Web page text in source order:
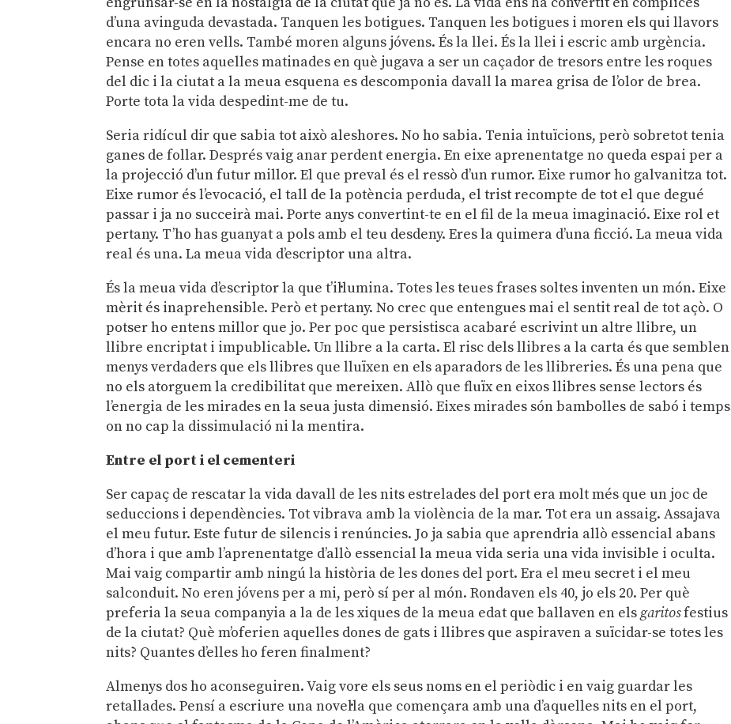
d’una avinguda devastada. Tanquen les botigues. Tanquen les botigues i moren els qui llavors
encara no eren vells. També moren alguns jóvens. És la llei. És la llei i escric amb urgència.
Pense en totes aquelles matinades en què jugava a ser un caçador de tresors entre les roques
del dic i la ciutat a la meua esquena es descomponia davall la marea grisa de l’olor de brea.
Porte tota la vida despedint-me de tu.
Seria ridícul dir que sabia tot això aleshores. No ho sabia. Tenia intuïcions, però sobretot tenia
ganes de follar. Després vaig anar perdent energia. En eixe aprenentatge no queda espai per a
la projecció d’un futur millor. El que preval és el ressò d’un rumor. Eixe rumor ho galvanitza tot.
Eixe rumor és l’evocació, el tall de la potència perduda, el trist recompte de tot el que degué
passar i ja no succeirà mai. Porte anys convertint-te en el fil de la meua imaginació. Eixe rol et
pertany. T’ho has guanyat a pols amb el teu desdeny. Eres la quimera d’una ficció. La meua vida
real és una. La meua vida d’escriptor una altra.
És la meua vida d’escriptor la que t’il·lumina. Totes les teues frases soltes inventen un món. Eixe
mèrit és inaprehensible. Però et pertany. No crec que entengues mai el sentit real de tot açò. O
potser ho entens millor que jo. Per poc que persistisca acabaré escrivint un altre llibre, un
llibre encriptat i impublicable. Un llibre a la carta. El risc dels llibres a la carta és que semblen
menys verdaders que els llibres que lluïxen en els aparadors de les llibreries. És una pena que
no els atorguem la credibilitat que mereixen. Allò que fluïx en eixos llibres sense lectors és
l’energia de les mirades en la seua justa dimensió. Eixes mirades són bambolles de sabó i temps
on no cap la dissimulació ni la mentira.
Entre el port i el cementeri
Ser capaç de rescatar la vida davall de les nits estrelades del port era molt més que un joc de
seduccions i dependències. Tot vibrava amb la violència de la mar. Tot era un assaig. Assajava
el meu futur. Este futur de silencis i renúncies. Jo ja sabia que aprendria allò essencial abans
d’hora i que amb l’aprenentatge d’allò essencial la meua vida seria una vida invisible i oculta.
Mai vaig compartir amb ningú la història de les dones del port. Era el meu secret i el meu
salconduit. No eren jóvens per a mi, però sí per al món. Rondaven els 40, jo els 20. Per què
preferia la seua companyia a la de les xiques de la meua edat que ballaven en elsgaritosfestius
de la ciutat? Què m’oferien aquelles dones de gats i llibres que aspiraven a suïcidar-se totes les
nits? Quantes d’elles ho feren finalment?
Almenys dos ho aconseguiren. Vaig vore els seus noms en el periòdic i en vaig guardar les
retallades. Pensí a escriure una novel·la que començara amb una d’aquelles nits en el port,